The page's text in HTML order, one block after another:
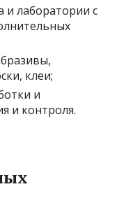
и лаборатории с
клеи;
и
и контроля.